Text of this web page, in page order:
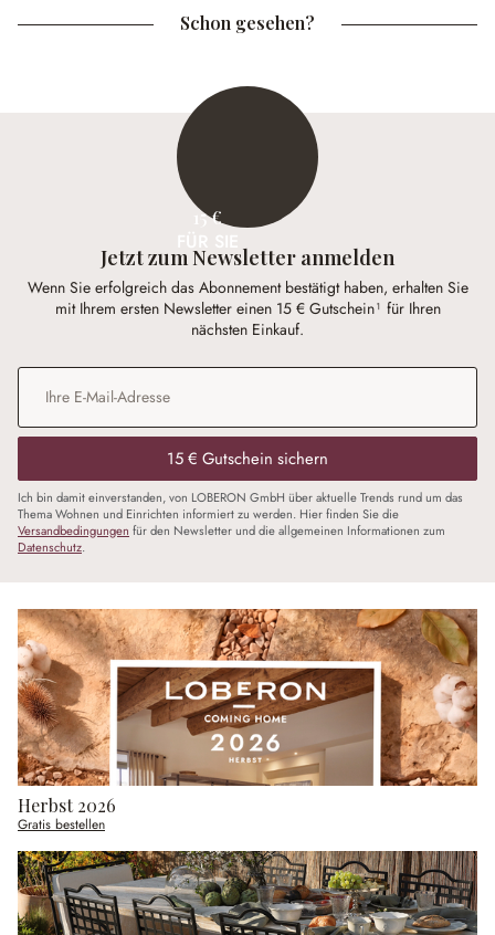
Schon gesehen?
15 €
Jetzt zum Newsletter anmelden
Wenn Sie erfolgreich das Abonnement bestätigt haben, erhalten Sie
mit Ihrem ersten Newsletter einen 15 € Gutschein¹ für Ihren
nächsten Einkauf.
E-Mail-Adresse*
15 € Gutschein sichern
Ich bin damit einverstanden, von LOBERON GmbH über aktuelle Trends rund um das
Thema Wohnen und Einrichten informiert zu werden. Hier finden Sie die
Versandbedingungen für den Newsletter und die allgemeinen Informationen zum
Datenschutz.
Herbst 2026
Gratis bestellen